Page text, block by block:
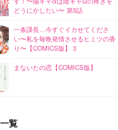
どうにかしたい〜 第5話
一条課長…今すぐイカせてくださ
い〜私を毎晩発情させるヒミツの香
り〜【COMICS版】 3
まないたの恋【COMICS版】
覧